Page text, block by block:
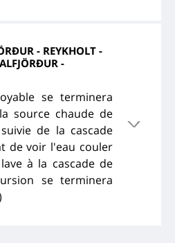
- REYKHOLT -
-
se terminera
source chaude de
de la cascade
de voir l'eau couler
à la cascade de
se terminera